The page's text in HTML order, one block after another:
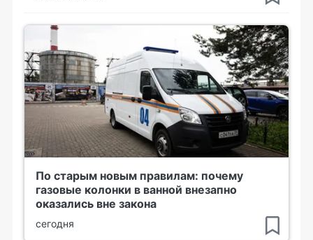
По старым новым правилам: почему
газовые колонки в ванной внезапно
оказались вне закона
сегодня